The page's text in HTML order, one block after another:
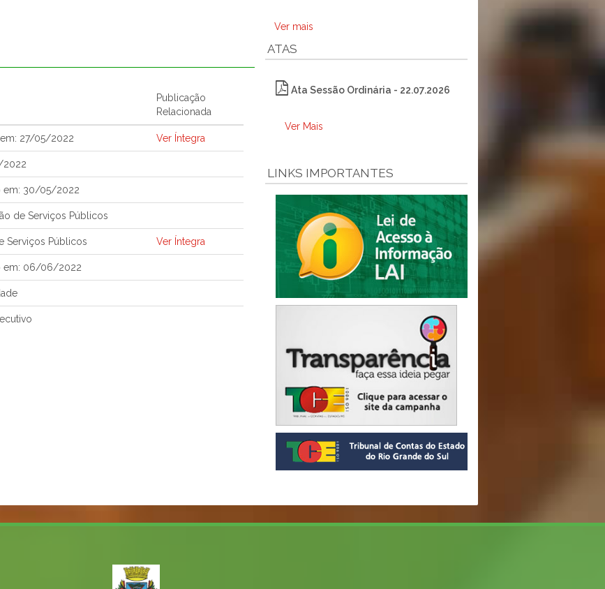
Publicação
Relacionada
27/05/2022 Ver Íntegra
2022
em: 30/05/2022
de Serviços Públicos
Serviços Públicos Ver Íntegra
em: 06/06/2022
Ver mais
ATAS
Ata Sessão Ordinária - 22.07.2026
Ver Mais
LINKS IMPORTANTES